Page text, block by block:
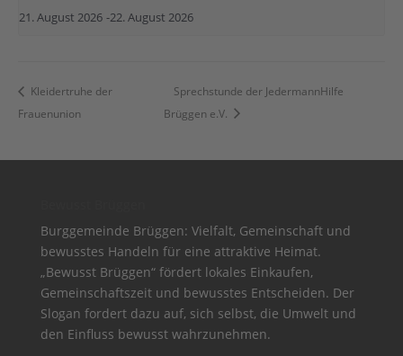
21. August 2026 -22. August 2026
Kleidertruhe der
Frauenunion
Sprechstunde der JedermannHilfe
Brüggen e.V.
Burggemeinde Brüggen: Vielfalt, Gemeinschaft und
bewusstes Handeln für eine attraktive Heimat.
„Bewusst Brüggen“ fördert lokales Einkaufen,
Gemeinschaftszeit und bewusstes Entscheiden. Der
Slogan fordert dazu auf, sich selbst, die Umwelt und
den Einfluss bewusst wahrzunehmen.